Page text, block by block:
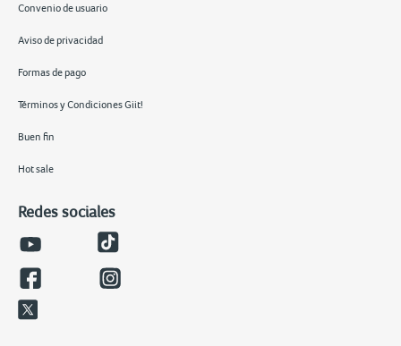
Convenio de usuario
Aviso de privacidad
Formas de pago
Términos y Condiciones Giit!
Buen fin
Hot sale
Redes sociales